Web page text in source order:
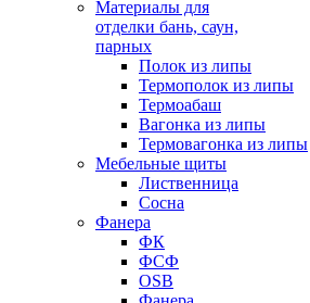
Материалы для
отделки бань, саун,
парных
Полок из липы
Термополок из липы
Термоабаш
Вагонка из липы
Термовагонка из липы
Мебельные щиты
Лиственница
Сосна
Фанера
ФК
ФСФ
OSB